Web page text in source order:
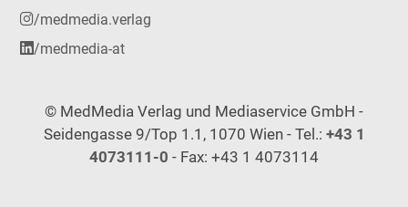
/medmedia.verlag
/medmedia-at
© MedMedia Verlag und Mediaservice GmbH -
Seidengasse 9/Top 1.1, 1070 Wien - Tel.: +43 1
4073111-0 - Fax: +43 1 4073114